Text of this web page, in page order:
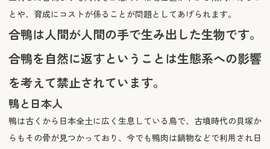
とや、育成にコストが係ることが問題としてあげられます。
合鴨は人間が人間の手で生み出した生物です。
合鴨を自然に返すということは生態系への影響
を考えて禁止されています。
鴨と日本人
鴨は古くから日本全土に広く生息している鳥で、古墳時代の貝塚か
らもその骨が見つかっており、今でも鴨肉は鍋物などで利用され日